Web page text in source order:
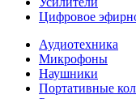
Цифровое
Аудиотехника
Микрофоны
Наушники
Портативные